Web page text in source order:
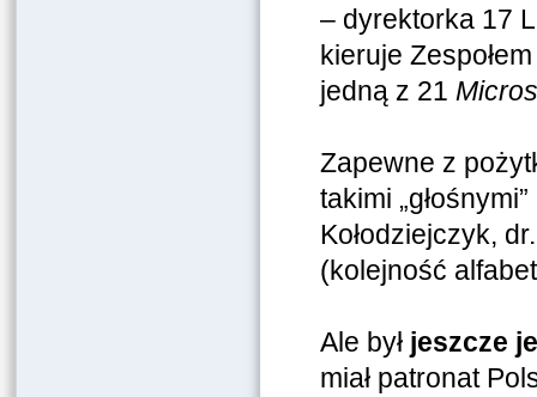
– dyrektorka 17
kieruje
jedną z 21
Zapewne z
takimi
Kołodziejczyk,
(kolejność
Ale byłjeszcze
miał patronat